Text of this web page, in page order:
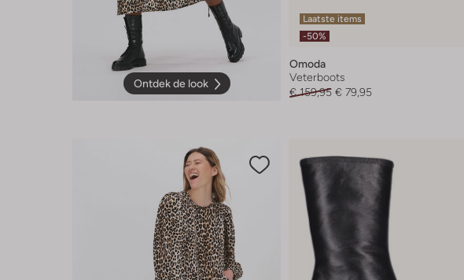
Ontdek de look
Laatste items
-50%
Omoda
Veterboots
€ 159,95 € 79,95